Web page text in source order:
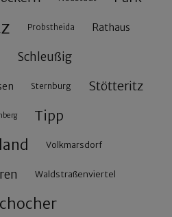
Probstheida Rathaus
Schleußig
Sternburg Stötteritz
Tipp
Volkmarsdorf
Waldstraßenviertel